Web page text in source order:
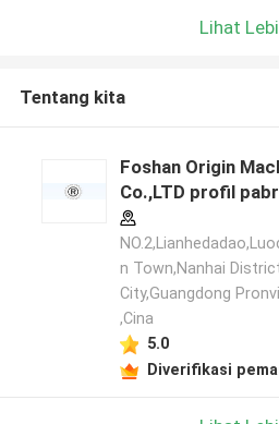
Lihat
Tentang kita
Foshan Origin
Co.,LTD profil
n Town,Nanhai
City,Guangdong
,Cina
5.0
Diverifikasi